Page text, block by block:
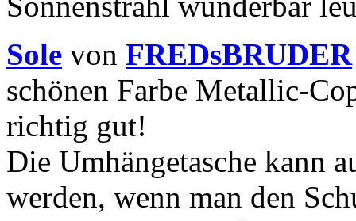
Sole von FREDsBRUDER
schönen Farbe Metallic-
richtig gut!
Die Umhängetasche kann
werden, wenn man den